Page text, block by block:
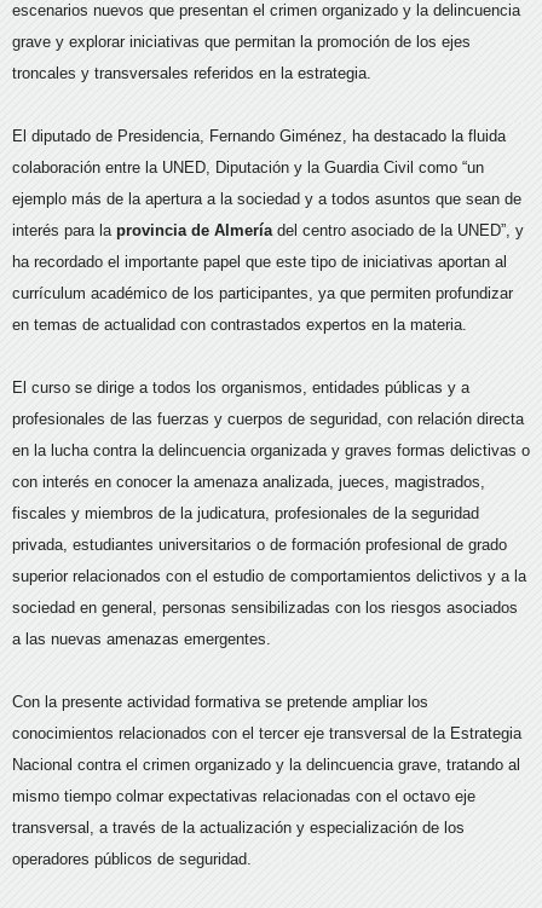
escenarios nuevos que presentan el crimen organizado y la delincuencia
grave y explorar iniciativas que permitan la promoción de los ejes
troncales y transversales referidos en la estrategia.
El diputado de Presidencia, Fernando Giménez, ha destacado la fluida
colaboración entre la UNED, Diputación y la Guardia Civil como “un
ejemplo más de la apertura a la sociedad y a todos asuntos que sean de
interés para la provincia de Almeríadel centro asociado de la UNED”, y
ha recordado el importante papel que este tipo de iniciativas aportan al
currículum académico de los participantes, ya que permiten profundizar
en temas de actualidad con contrastados expertos en la materia.
El curso se dirige a todos los organismos, entidades públicas y a
profesionales de las fuerzas y cuerpos de seguridad, con relación directa
en la lucha contra la delincuencia organizada y graves formas delictivas o
con interés en conocer la amenaza analizada, jueces, magistrados,
fiscales y miembros de la judicatura, profesionales de la seguridad
privada, estudiantes universitarios o de formación profesional de grado
superior relacionados con el estudio de comportamientos delictivos y a la
sociedad en general, personas sensibilizadas con los riesgos asociados
a las nuevas amenazas emergentes.
Con la presente actividad formativa se pretende ampliar los
conocimientos relacionados con el tercer eje transversal de la Estrategia
Nacional contra el crimen organizado y la delincuencia grave, tratando al
mismo tiempo colmar expectativas relacionadas con el octavo eje
transversal, a través de la actualización y especialización de los
operadores públicos de seguridad.